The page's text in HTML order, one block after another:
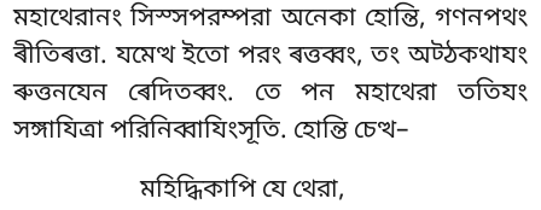
মহাথেরানং সিস্সপরম্পরা অনেকা হোন্তি, গণনপথং
ৰীতিৰত্তা. যমেত্থ ইতো পরং ৰত্তব্বং, তং অট্ঠকথাযং
ৰুত্তনযেন ৰেদিতব্বং. তে পন মহাথেরা ততিযং
সঙ্গাযিত্ৰা পরিনিব্বাযিংসূতি. হোন্তি চেত্থ–
মহিদ্ধিকাপি যে থেরা,